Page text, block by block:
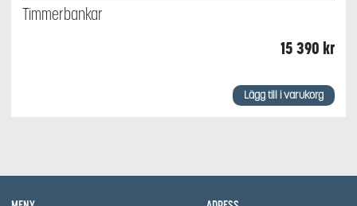
Timmerbankar
15 390 kr
Lägg till i varukorg